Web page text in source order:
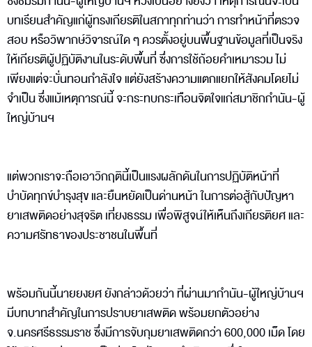
บทเรียนสำคัญแก่ผู้ทรงเกียรติในสภาทุกท่านว่า การทำหน้าที่ตรวจ
สอบ หรือวิพากษ์วิจารณ์ใด ๆ ควรตั้งอยู่บนพื้นฐานข้อมูลที่เป็นจริง
ให้เกียรติผู้ปฏิบัติงานในระดับพื้นที่ ซึ่งการใช้ถ้อยคำเหมารวม ไม่
เพียงแต่จะบั่นทอนกำลังใจ แต่ยังสร้างความแตกแยกให้สังคมโดยไม่
จำเป็น ซึ่งแม้เหตุการณ์นี้ จะกระทบกระเทือนจิตใจแก่สมาชิกกำนัน-ผู้
ใหญ่บ้านฯ
แต่พวกเราจะถือเอาวิกฤตินี้เป็นแรงผลักดันในการปฏิบัติหน้าที่
บำบัดทุกข์บำรุงสุข และยืนหยัดเป็นด่านหน้า ในการต่อสู้กับปัญหา
ยาเสพติดอย่างสุจริต เที่ยงธรรม เพื่อพิสูจน์ให้เห็นถึงเกียรติยศ และ
ความศรัทธาของประชาชนในพื้นที่
พร้อมกันนี้นายยงยศ ยังกล่าวด้วยว่า ที่ผ่านมากำนัน-ผู้ใหญ่บ้านฯ
มีบทบาทสำคัญในการปราบยาเสพติด พร้อมยกตัวอย่าง
จ.นครศรีธรรมราช ซึ่งมีการจับกุมยาเสพติดกว่า 600,000 เม็ด โดย